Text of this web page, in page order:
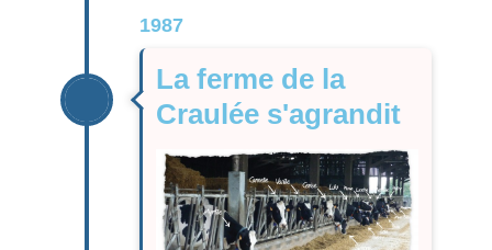
1987
La ferme de la
Craulée s'agrandit